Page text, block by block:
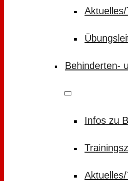
Behinderten-
Infos zu